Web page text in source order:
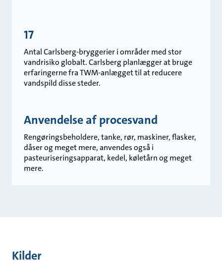
17
Antal Carlsberg-bryggerier i områder med stor
vandrisiko globalt. Carlsberg planlægger at bruge
erfaringerne fra TWM-anlægget til at reducere
vandspild disse steder.
Anvendelse af procesvand
Rengøringsbeholdere, tanke, rør, maskiner, flasker,
dåser og meget mere, anvendes også i
pasteuriseringsapparat, kedel, køletårn og meget
mere.
Kilder